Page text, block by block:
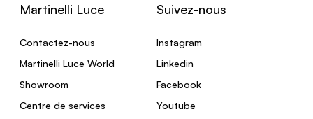
Martinelli Luce
Contactez-nous
Martinelli Luce World
Showroom
Centre de services
Suivez-nous
Instagram
Linkedin
Facebook
Youtube